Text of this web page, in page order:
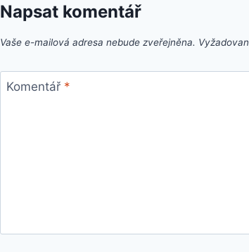
Napsat komentář
Vaše e-mailová adresa nebude zveřejněna.
Komentář *